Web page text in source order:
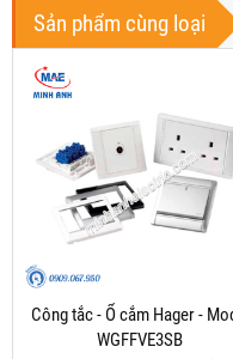
Sản phẩm cùng loại
Công tắc - Ổ cắm Hager -
WGFFVE3SB